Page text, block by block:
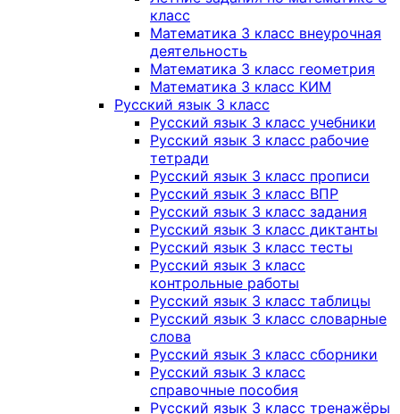
класс
Математика 3 класс внеурочная
деятельность
Математика 3 класс геометрия
Математика 3 класс КИМ
Русский язык 3 класс
Русский язык 3 класс учебники
Русский язык 3 класс рабочие
тетради
Русский язык 3 класс прописи
Русский язык 3 класс ВПР
Русский язык 3 класс задания
Русский язык 3 класс диктанты
Русский язык 3 класс тесты
Русский язык 3 класс
контрольные работы
Русский язык 3 класс таблицы
Русский язык 3 класс словарные
слова
Русский язык 3 класс сборники
Русский язык 3 класс
справочные пособия
Русский язык 3 класс тренажёры